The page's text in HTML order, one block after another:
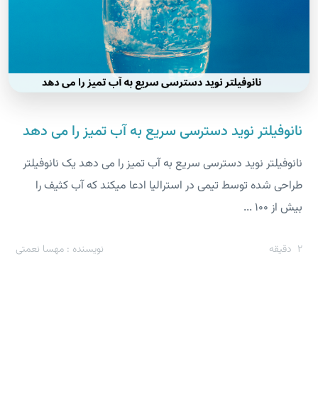
نانوفیلتر نوید دسترسی سریع به آب تمیز را می دهد
نانوفیلتر نوید دسترسی سریع به آب تمیز را می دهد یک نانوفیلتر
طراحی شده توسط تیمی در استرالیا ادعا میکند که آب کثیف را
بیش از 100 ...
2 دقیقه نویسنده : مهسا نعمتی